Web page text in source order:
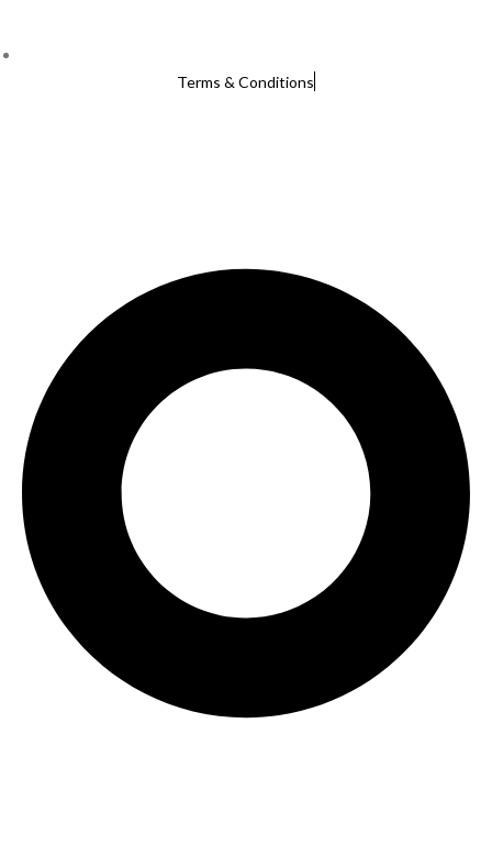
Terms & Conditions